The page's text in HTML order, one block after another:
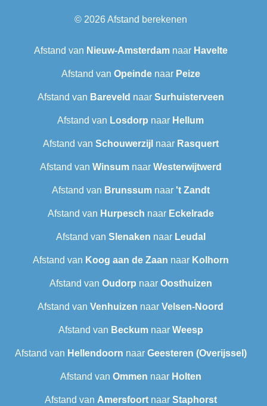
© 2026Afstand berekenen
Afstand van Nieuw-Amsterdamnaar Havelte
Afstand van Opeindenaar Peize
Afstand van Bareveld naar Surhuisterveen
Afstand van Losdorp naar Hellum
Afstand van Schouwerzijl naar Rasquert
Afstand van Winsumnaar Westerwijtwerd
Afstand van Brunssumnaar 't Zandt
Afstand van Hurpesch naar Eckelrade
Afstand van Slenaken naar Leudal‎
Afstand van Koog aan de Zaan naar Kolhorn
Afstand van Oudorp naar Oosthuizen
Afstand van Venhuizen naar Velsen-Noord
Afstand van Beckumnaar Weesp
Afstand van Hellendoorn naar Geesteren (Overijssel)
Afstand van Ommen naar Holten
Afstand van Amersfoortnaar Staphorst